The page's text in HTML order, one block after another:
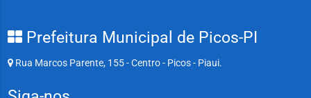
Prefeitura Municipal de Picos-PI
Rua Marcos Parente, 155 - Centro - Picos - Piaui.